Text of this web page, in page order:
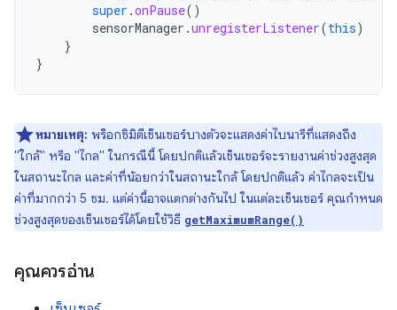
super .onPause()
sensorManager .unregisterListener(this)
}
}
หมายเหตุ: พร็อกซิมิตีเซ็นเซอร์บางตัวจะแสดงค่าไบนารีที่แสดงถึง
"ใกล้" หรือ "ไกล" ในกรณีนี้ โดยปกติแล้วเซ็นเซอร์จะรายงานค่าช่วงสูงสุด
ในสถานะไกล และค่าที่น้อยกว่าในสถานะใกล้ โดยปกติแล้ว ค่าไกลจะเป็น
ค่าที่มากกว่า 5 ซม. แต่ค่านี้อาจแตกต่างกันไป ในแต่ละเซ็นเซอร์ คุณกำหนด
ช่วงสูงสุดของเซ็นเซอร์ได้โดยใช้วิธี getMaximumRange()
คุณควรอ่าน